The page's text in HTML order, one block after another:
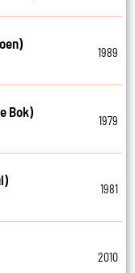
1989
Bok)
1979
1981
2010